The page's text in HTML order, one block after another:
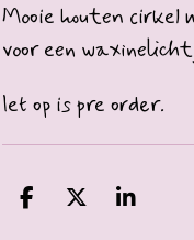
Mooie houten cirkel
voor een
let op is pre order.
D
D
S